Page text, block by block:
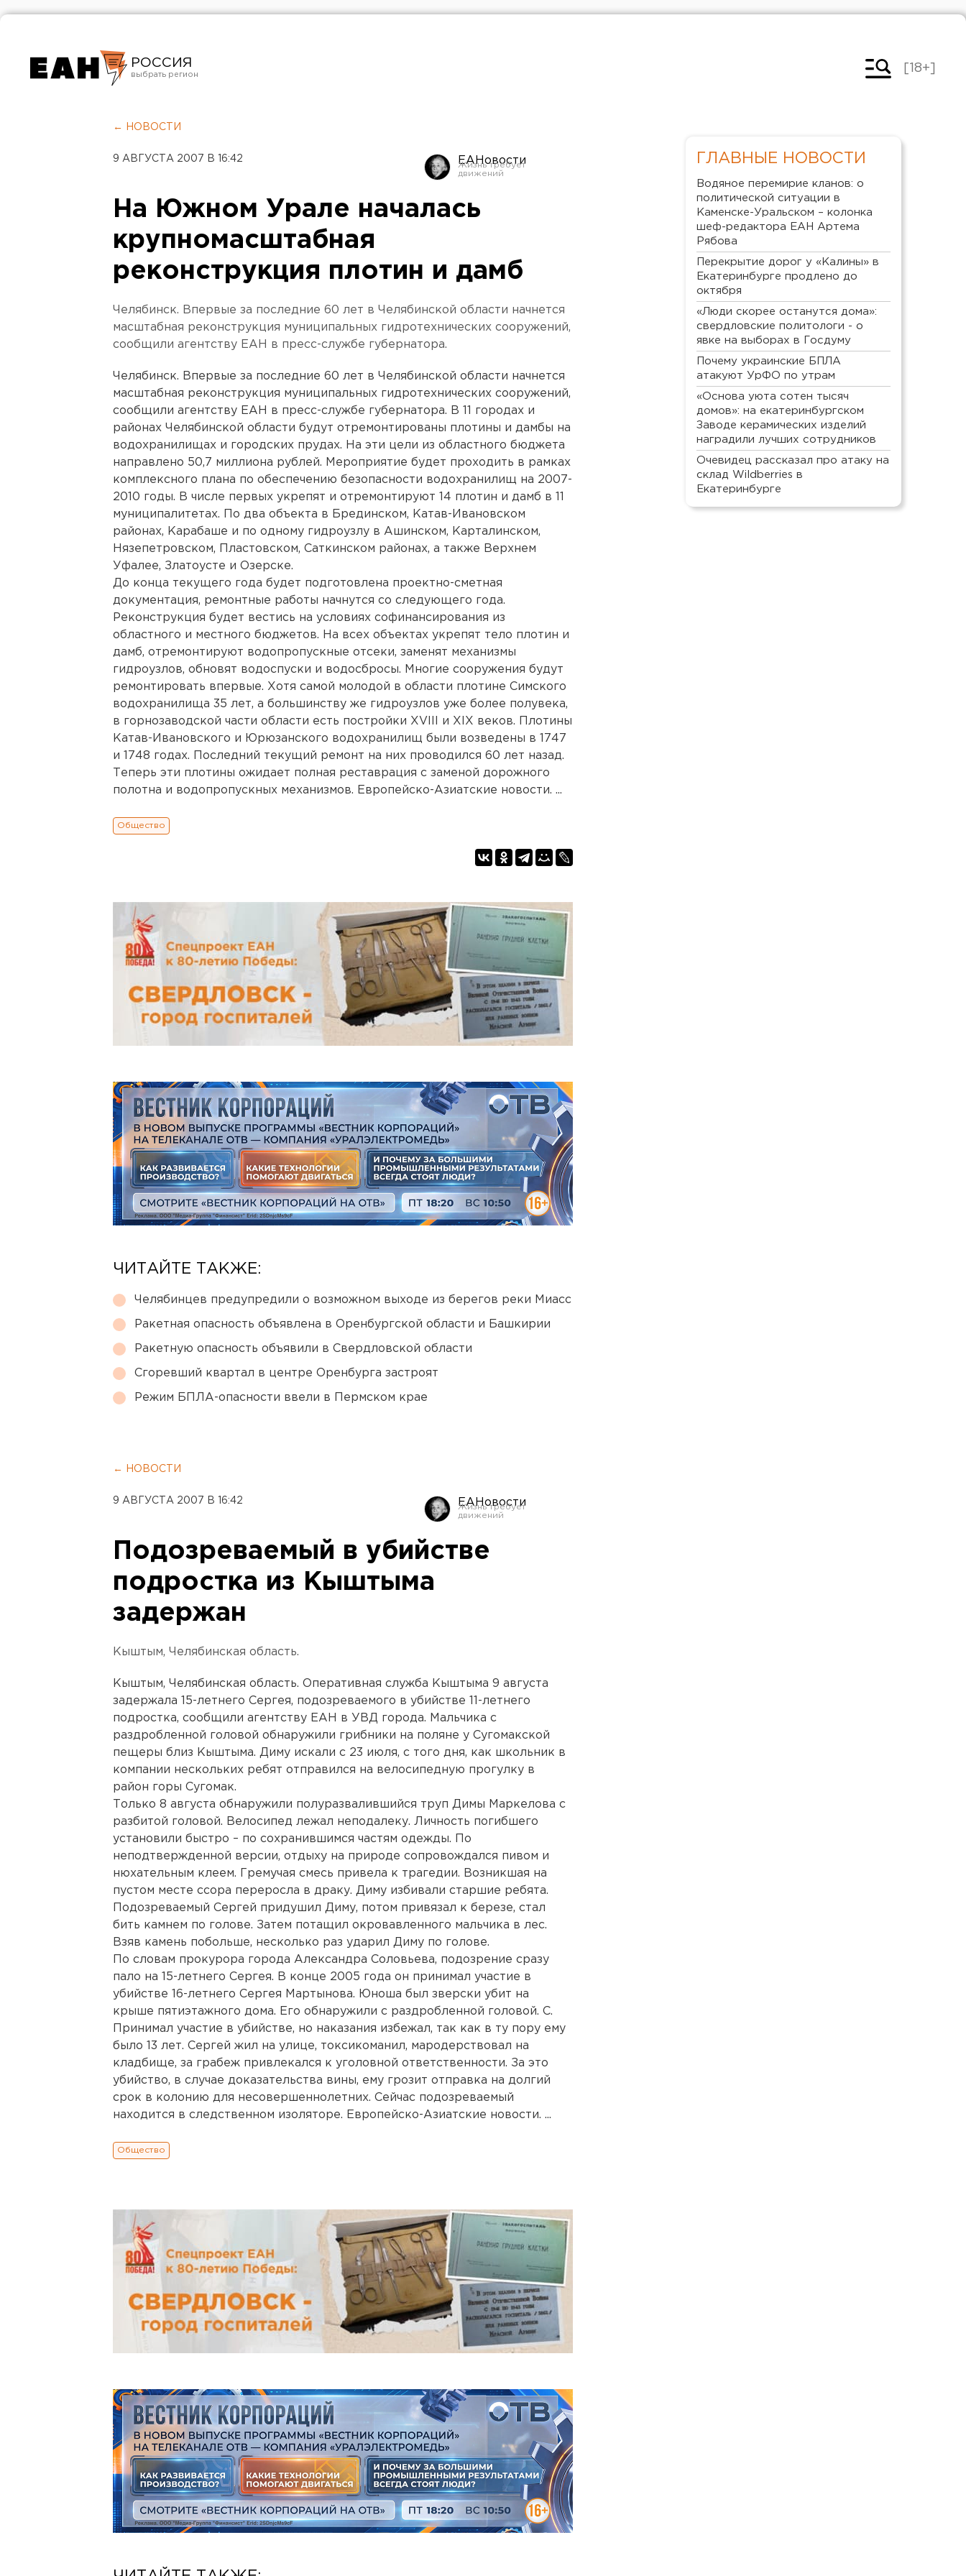
РОССИЯ
Челябинск
[18+]
← НОВОСТИ
9 АВГУСТА 2007 В 16:42 ЕАНовости
На Южном Урале началась
крупномасштабная
реконструкция плотин и дамб
Челябинск. Впервые за последние 60 лет в Челябинской области начнется
масштабная реконструкция муниципальных гидротехнических сооружений,
сообщили агентству ЕАН в пресс-службе губернатора.
Челябинск. Впервые за последние 60 лет в Челябинской области начнется
масштабная реконструкция муниципальных гидротехнических сооружений,
сообщили агентству ЕАН в пресс-службе губернатора. В 11 городах и
районах Челябинской области будут отремонтированы плотины и дамбы на
водохранилищах и городских прудах. На эти цели из областного бюджета
направлено 50,7 миллиона рублей. Мероприятие будет проходить в рамках
комплексного плана по обеспечению безопасности водохранилищ на 2007-
2010 годы. В числе первых укрепят и отремонтируют 14 плотин и дамб в 11
муниципалитетах. По два объекта в Брединском, Катав-Ивановском
районах, Карабаше и по одному гидроузлу в Ашинском, Карталинском,
Нязепетровском, Пластовском, Саткинском районах, а также Верхнем
Уфалее, Златоусте и Озерске.
До конца текущего года будет подготовлена проектно-сметная
документация, ремонтные работы начнутся со следующего года.
Реконструкция будет вестись на условиях софинансирования из
областного и местного бюджетов. На всех объектах укрепят тело плотин и
дамб, отремонтируют водопропускные отсеки, заменят механизмы
гидроузлов, обновят водоспуски и водосбросы. Многие сооружения будут
ремонтировать впервые. Хотя самой молодой в области плотине Симского
водохранилища 35 лет, а большинству же гидроузлов уже более полувека,
в горнозаводской части области есть постройки XVIII и XIX веков. Плотины
Катав-Ивановского и Юрюзанского водохранилищ были возведены в 1747
и 1748 годах. Последний текущий ремонт на них проводился 60 лет назад.
Теперь эти плотины ожидает полная реставрация с заменой дорожного
полотна и водопропускных механизмов. Европейско-Азиатские новости. ...
Общество
ЧИТАЙТЕ ТАКЖЕ:
Челябинцев предупредили о возможном выходе из берегов реки Миасс
Ракетная опасность объявлена в Оренбургской области и Башкирии
Ракетную опасность объявили в Свердловской области
Сгоревший квартал в центре Оренбурга застроят
Режим БПЛА-опасности ввели в Пермском крае
← НОВОСТИ
9 АВГУСТА 2007 В 16:42 ЕАНовости
Подозреваемый в убийстве
подростка из Кыштыма
задержан
Кыштым, Челябинская область.
Кыштым, Челябинская область. Оперативная служба Кыштыма 9 августа
задержала 15-летнего Сергея, подозреваемого в убийстве 11-летнего
подростка, сообщили агентству ЕАН в УВД города. Мальчика с
раздробленной головой обнаружили грибники на поляне у Сугомакской
пещеры близ Кыштыма. Диму искали с 23 июля, с того дня, как школьник в
компании нескольких ребят отправился на велосипедную прогулку в
район горы Сугомак.
Только 8 августа обнаружили полуразвалившийся труп Димы Маркелова с
разбитой головой. Велосипед лежал неподалеку. Личность погибшего
установили быстро – по сохранившимся частям одежды. По
неподтвержденной версии, отдыху на природе сопровождался пивом и
нюхательным клеем. Гремучая смесь привела к трагедии. Возникшая на
пустом месте ссора переросла в драку. Диму избивали старшие ребята.
Подозреваемый Сергей придушил Диму, потом привязал к березе, стал
бить камнем по голове. Затем потащил окровавленного мальчика в лес.
Взяв камень побольше, несколько раз ударил Диму по голове.
По словам прокурора города Александра Соловьева, подозрение сразу
пало на 15-летнего Сергея. В конце 2005 года он принимал участие в
убийстве 16-летнего Сергея Мартынова. Юноша был зверски убит на
крыше пятиэтажного дома. Его обнаружили с раздробленной головой. С.
Принимал участие в убийстве, но наказания избежал, так как в ту пору ему
было 13 лет. Сергей жил на улице, токсикоманил, мародерствовал на
кладбище, за грабеж привлекался к уголовной ответственности. За это
убийство, в случае доказательства вины, ему грозит отправка на долгий
срок в колонию для несовершеннолетних. Сейчас подозреваемый
находится в следственном изоляторе. Европейско-Азиатские новости. ...
Общество
ГЛАВНЫЕ НОВОСТИ
Водяное перемирие кланов: о
политической ситуации в
Каменске-Уральском – колонка
шеф-редактора ЕАН Артема
Рябова
Перекрытие дорог у «Калины» в
Екатеринбурге продлено до
октября
«Люди скорее останутся дома»:
свердловские политологи - о
явке на выборах в Госдуму
Почему украинские БПЛА
атакуют УрФО по утрам
«Основа уюта сотен тысяч
домов»: на екатеринбургском
Заводе керамических изделий
наградили лучших сотрудников
Очевидец рассказал про атаку на
склад Wildberries в
Екатеринбурге